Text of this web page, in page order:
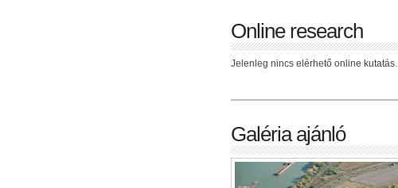
Online research
Jelenleg nincs elérhető online kutatás.
Galéria ajánló